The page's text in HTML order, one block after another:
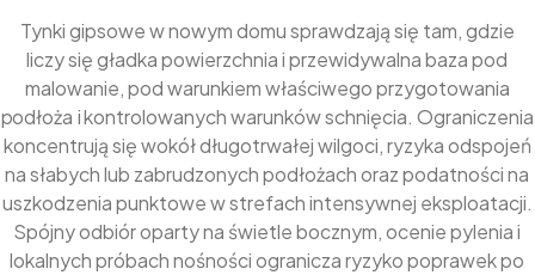
Tynki gipsowe w nowym domu sprawdzają się tam, gdzie
liczy się gładka powierzchnia i przewidywalna baza pod
malowanie, pod warunkiem właściwego przygotowania
podłoża i kontrolowanych warunków schnięcia. Ograniczenia
koncentrują się wokół długotrwałej wilgoci, ryzyka odspojeń
na słabych lub zabrudzonych podłożach oraz podatności na
uszkodzenia punktowe w strefach intensywnej eksploatacji.
Spójny odbiór oparty na świetle bocznym, ocenie pylenia i
lokalnych próbach nośności ogranicza ryzyko poprawek po